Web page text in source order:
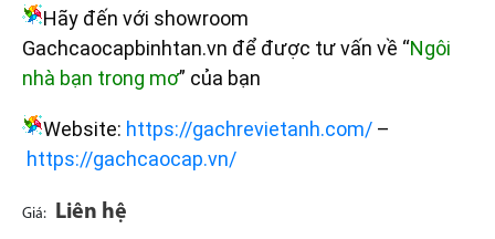
Hãy đến với showroom
Gachcaocapbinhtan.vn để được tư vấn về “Ngôi
nhà bạn trong mơ” của bạn
Website: https://gachrevietanh.com/ –
https://gachcaocap.vn/
Giá: Liên hệ